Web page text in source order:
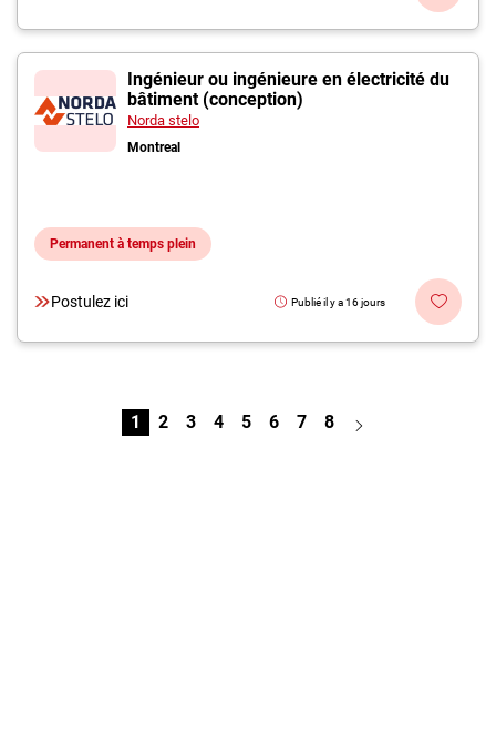
Ingénieur ou ingénieure en électricité du
bâtiment (conception)
Norda stelo
Montreal
Permanent à temps plein
Postulez ici Publié il y a 16 jours
1 2 3 4 5 6 7 8